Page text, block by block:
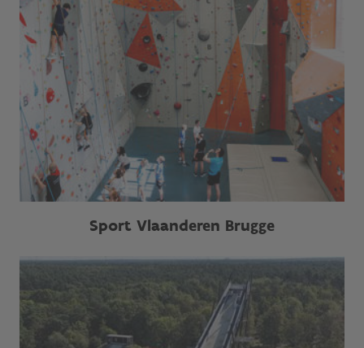
Sport Vlaanderen Brugge